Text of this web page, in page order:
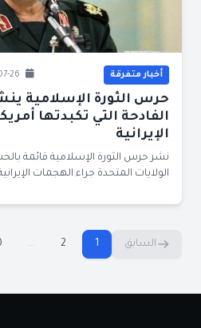
أخبار متفرقة
حرس الثورة الإسلامية
الفادحة التي تكبدتها
الإيرانية
نشر حرس الثورة الإسلامية قائمة
الولايات المتحدة جراء الهجمات
السابق 1
2
...